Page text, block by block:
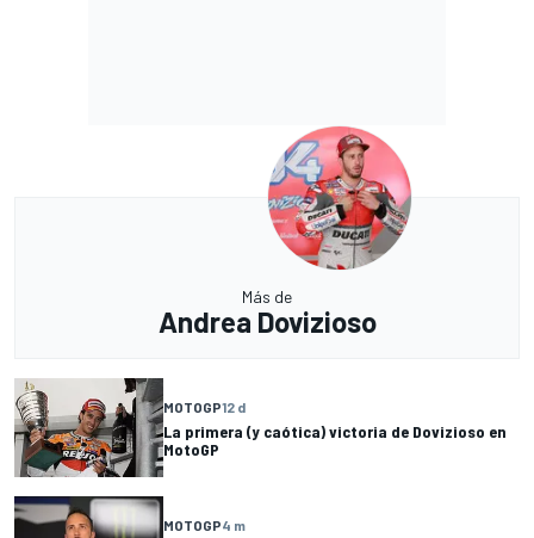
Más de
Andrea Dovizioso
MOTOGP12 d
La primera (y caótica) victoria de Dovizioso en
MotoGP
MOTOGP4 m